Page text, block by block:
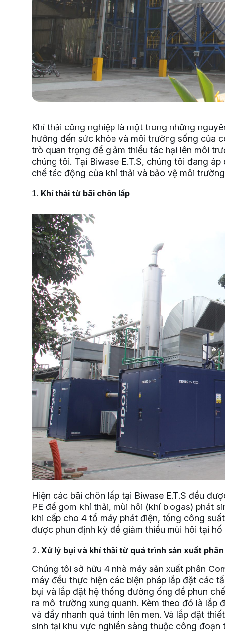
Khí thải công nghiệp là một trong những
hưởng đến sức khỏe và môi trường sống của
trò quan trọng để giảm thiểu tác hại lên môi
chúng tôi. Tại Biwase E.T.S, chúng tôi đang
chế tác động của khí thải và bảo vệ môi
Khí thải từ bãi chôn lấp
Hiện các bãi chôn lấp tại Biwase E.T.S đều
PE để gom khí thải, mùi hôi (khí biogas) phát
khi cấp cho 4 tổ máy phát điện, tổng công
được phun định kỳ để giảm thiểu mùi hôi tại hố
Xử lý bụi và khí thải từ quá trình sản xuất
Chúng tôi sở hữu 4 nhà máy sản xuất phân
máy đều thực hiện các biện pháp lắp đặt các
bụi và lắp đặt hệ thống đường ống để phun
ra môi trường xung quanh. Kèm theo đó là lắp
và đẩy nhanh quá trình lên men. Và lắp đặt
sinh tại khu vực nghiền sàng thuộc công đoạn